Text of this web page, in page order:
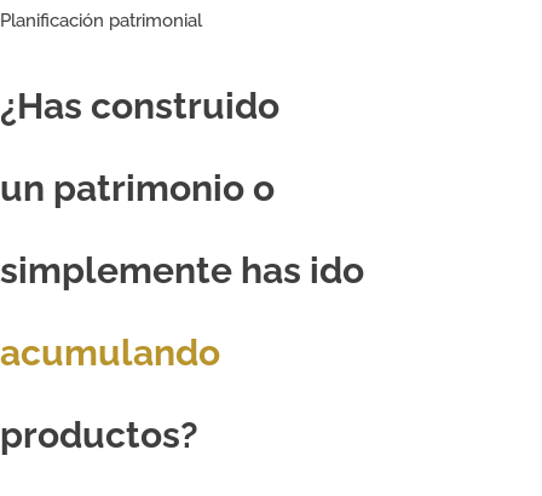
Planificación patrimonial
¿Has construido
un patrimonio o
simplemente has ido
acumulando
productos?